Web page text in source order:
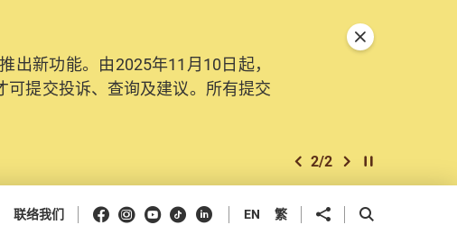
新功能。由2025年11月10日起，
提交投诉、查询及建议。所有提交
上一个
2/2 下一个开始/暂停幻灯
关闭特別通告
联络我们 Facebook
Instagram
Youtube
抖音领英 EN 繁 分享到 开启搜寻框